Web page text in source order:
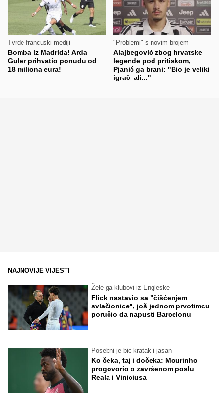
Tvrde francuski mediji
Bomba iz Madrida! Arda
Guler prihvatio ponudu od
18 miliona eura!
"Problemi" s novim brojem
Alajbegović zbog hrvatske
legende pod pritiskom,
Pjanić ga brani: "Bio je veliki
igrač, ali..."
NAJNOVIJE VIJESTI
Žele ga klubovi iz Engleske
Flick nastavio sa "čišćenjem
svlačionice", još jednom prvotimcu
poručio da napusti Barcelonu
Posebni je bio kratak i jasan
Ko čeka, taj i dočeka: Mourinho
progovorio o završenom poslu
Reala i Viniciusa